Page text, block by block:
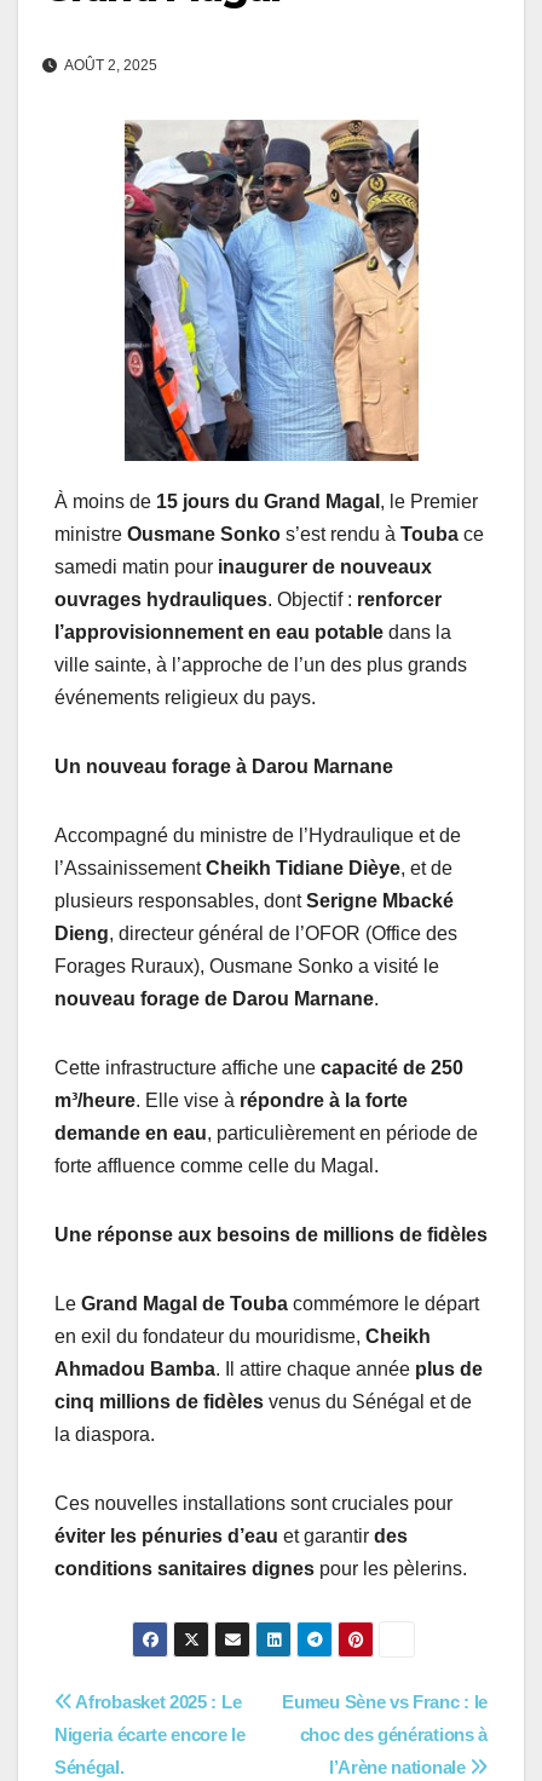
AOÛT 2, 2025
À moins de 15 jours du Grand Magal , le Premier
ministre Ousmane Sonko s’est rendu à Touba ce
samedi matin pour inaugurer de nouveaux
ouvrages hydrauliques. Objectif : renforcer
l’approvisionnement en eau potable dans la
ville sainte, à l’approche de l’un des plus grands
événements religieux du pays.
Un nouveau forage à Darou Marnane
Accompagné du ministre de l’Hydraulique et de
l’AssainissementCheikh Tidiane Dièye, et de
plusieurs responsables, dontSerigne Mbacké
Dieng, directeur général de l’OFOR (Office des
Forages Ruraux), Ousmane Sonko a visité le
nouveau forage de Darou Marnane.
Cette infrastructure affiche une capacité de 250
m³/heure. Elle vise à répondre à la forte
demande en eau, particulièrement en période de
forte affluence comme celle du Magal.
Une réponse aux besoins de millions de fidèles
Le Grand Magal de Touba commémore le départ
en exil du fondateur du mouridisme, Cheikh
Ahmadou Bamba. Il attire chaque année plus de
cinq millions de fidèles venus du Sénégal et de
la diaspora.
Ces nouvelles installations sont cruciales pour
éviter les pénuries d’eau et garantir des
conditions sanitaires dignes pour les pèlerins.
Navigation
de
Eumeu Sène vs Franc : le
choc des générations à
l’Arène nationale
Afrobasket 2025 : Le
Nigeria écarte encore le
Sénégal.